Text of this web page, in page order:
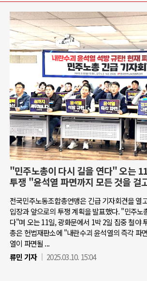
"민주노총이 다시 길을 연다" 오는
투쟁 "윤석열 파면까지 모든 것을 걸
전국민주노동조합총연맹은 긴급 기자회견을 열
입장과 앞으로의 투쟁 계획을 발표했다. "민주노
다"며 오는 11일, 광화문에서 1박 2일 집중 철야
총은 헌법재판소에 "내란수괴 윤석열의 즉각 파
열이 파면될 ...
류민 기자
2025.03.10. 15:04